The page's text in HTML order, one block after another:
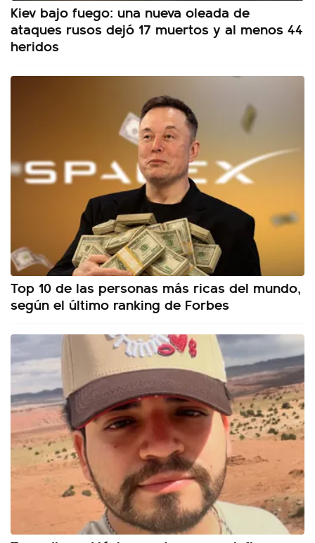
Kiev bajo fuego: una nueva oleada de
ataques rusos dejó 17 muertos y al menos 44
heridos
Top 10 de las personas más ricas del mundo,
según el último ranking de Forbes